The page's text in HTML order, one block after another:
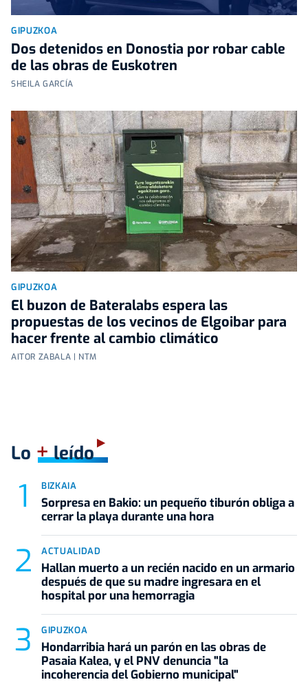
GIPUZKOA
Dos detenidos en Donostia por robar cable
de las obras de Euskotren
SHEILA GARCÍA
GIPUZKOA
El buzon de Bateralabs espera las
propuestas de los vecinos de Elgoibar para
hacer frente al cambio climático
AITOR ZABALA | NTM
Lo +leído
BIZKAIA
Sorpresa en Bakio: un pequeño tiburón obliga a
cerrar la playa durante una hora
ACTUALIDAD
Hallan muerto a un recién nacido en un armario
después de que su madre ingresara en el
hospital por una hemorragia
GIPUZKOA
Hondarribia hará un parón en las obras de
Pasaia Kalea, y el PNV denuncia "la
incoherencia del Gobierno municipal"